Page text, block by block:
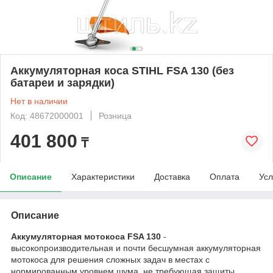
Аккумуляторная коса STIHL FSA 130 (без
батареи и зарядки)
Нет в наличии
Код: 48672000001
Розница
401 800 ₸
Описание Характеристики Доставка Оплата
Описание
Аккумуляторная мотокоса FSA 130 -
высокопроизводительная и почти бесшумная аккумуляторная
мотокоса для решения сложных задач в местах с
нормированным уровнем шума, не требующая защиты